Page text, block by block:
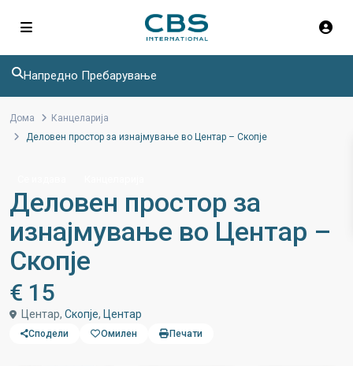
Напредно Пребарување
Дома
Канцеларија
Деловен простор за изнајмување во Центар – Скопје
Деловен простор за
изнајмување во Центар –
Скопје
€ 15
Центар, Скопје, Центар
Сподели Омилен Печати